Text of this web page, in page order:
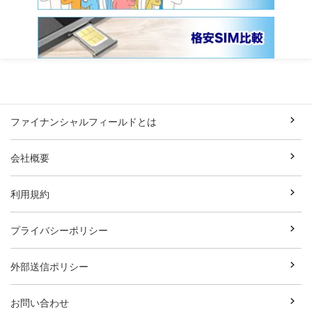
ファイナンシャルフィールドとは
会社概要
利用規約
プライバシーポリシー
外部送信ポリシー
お問い合わせ